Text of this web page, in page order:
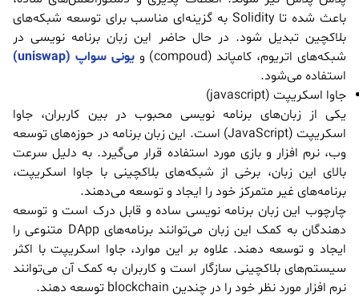
باعث شده تا Solidity به گزینه‌ای مناسب برای توسعه شبکه‌های
بلاکچین تبدیل شود. در حال حاضر این زبان برنامه نویسی در
شبکه‌های اتریوم، کامپاند (compoud) و
یونی سواپ (uniswap)
استفاده می‌شود.
جاوا اسکریپت (javascript)
یکی از زبان‌های برنامه نویسی محبوب در بین کاربران، جاوا
اسکریپت (JavaScript) است. این زبان برنامه در حوزه‌های توسعه
وب، نرم افزار و بازی مورد استفاده قرار می‌گیرد. به دلیل سرعت
بالای این زبان، برخی از شبکه‌های بلاکچینی با جاوا اسکریپت،
برنامه‌های غیر متمرکز خود را ایجاد و توسعه می‌دهند.
چارچوب این زبان برنامه نویسی ساده و قابل درک است و توسعه
دهندگان به کمک این زبان می‌توانند برنامه‌های DApp متنوعی را
ایجاد و توسعه دهند. علاوه بر این موارد، جاوا اسکریپت با اکثر
سیستم‌های بلاکچینی سازگار است و کاربران به کمک آن می‌توانند
نرم افزار مورد نظر خود را در چندین blockchain توسعه دهند.